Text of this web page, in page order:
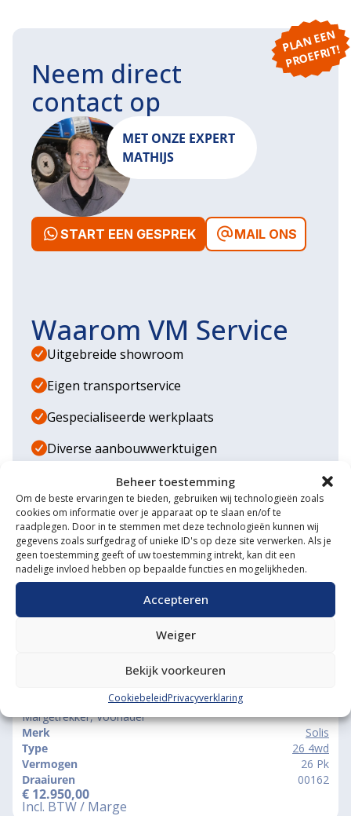
Beheer toestemming
Om de beste ervaringen te bieden, gebruiken wij technologieën zoals
cookies om informatie over je apparaat op te slaan en/of te
raadplegen. Door in te stemmen met deze technologieën kunnen wij
gegevens zoals surfgedrag of unieke ID's op deze site verwerken. Als je
geen toestemming geeft of uw toestemming intrekt, kan dit een
nadelige invloed hebben op bepaalde functies en mogelijkheden.
Accepteren
Weiger
Bekijk voorkeuren
CookiebeleidPrivacyverklaring
P
L
A
N
E
E
N
P
R
O
E
F
RI
T!
Neem direct
contact op
MET ONZE EXPERT
MATHIJS
START EEN GESPREK MAIL ONS
Waarom VM Service
Uitgebreide showroom
Eigen transportservice
Gespecialiseerde werkplaats
Diverse aanbouwwerktuigen
Grote voorraad minitrekkers
Grootste in kleine tractoren
Vergelijkbare producten
Margetrekker, Voorlader
Merk
Solis
Type
26 4wd
Vermogen
26 Pk
Draaiuren
00162
€ 12.950,00
Incl. BTW / Marge